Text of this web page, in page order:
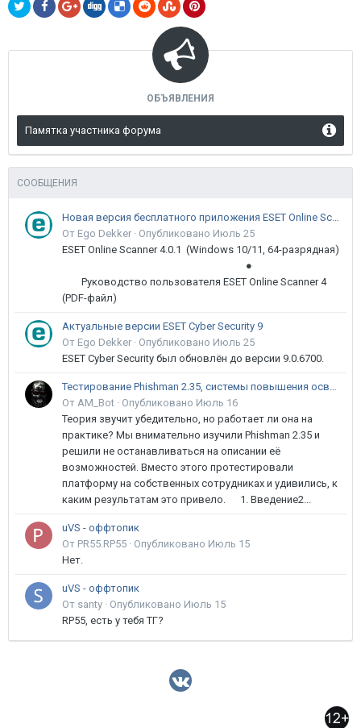
ОБЪЯВЛЕНИЯ
Памятка участника форума
СООБЩЕНИЯ
Новая версия бесплатного приложения ESET Online Scanner доступна пользователям
От Ego Dekker · Опубликовано Июль 25
ESET Online Scanner 4.0.1 (Windows 10/11, 64-разрядная)
●
Руководство пользователя ESET Online Scanner 4
(PDF-файл)
Актуальные версии ESET Cyber Security 9
От Ego Dekker · Опубликовано Июль 25
ESET Cyber Security был обновлён до версии 9.0.6700.
Тестирование Phishman 2.35, системы повышения осведомлённости пользователей в сфере ИБ
От AM_Bot · Опубликовано Июль 16
Теория звучит убедительно, но работает ли она на
практике? Мы внимательно изучили Phishman 2.35 и
решили не останавливаться на описании её
возможностей. Вместо этого протестировали
платформу на собственных сотрудниках и удивились, к
каким результатам это привело. 1. Введение2...
uVS - оффтопик
От PR55.RP55 · Опубликовано Июль 15
Нет.
uVS - оффтопик
От santy · Опубликовано Июль 15
RP55, есть у тебя ТГ?